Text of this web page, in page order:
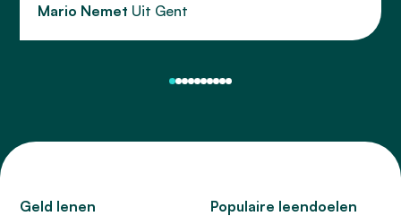
Mario Nemet Uit Gent
Geld lenen
Populaire leendoelen